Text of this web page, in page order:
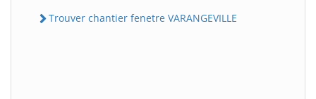
Trouver chantier fenetre VARANGEVILLE